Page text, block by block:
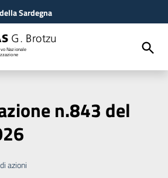
Sardegna
G. Brotzu
Nazionale
n.843 del
azioni